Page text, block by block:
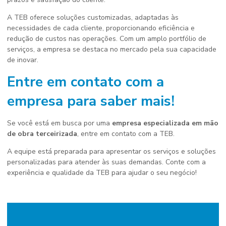
A TEB oferece soluções customizadas, adaptadas às
necessidades de cada cliente, proporcionando eficiência e
redução de custos nas operações. Com um amplo portfólio de
serviços, a empresa se destaca no mercado pela sua capacidade
de inovar.
Entre em contato com a
empresa para saber mais!
Se você está em busca por uma empresa especializada em mão
de obra terceirizada, entre em contato com a TEB.
A equipe está preparada para apresentar os serviços e soluções
personalizadas para atender às suas demandas. Conte com a
experiência e qualidade da TEB para ajudar o seu negócio!